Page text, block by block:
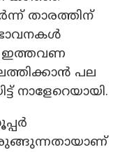
താരത്തിന്
ഇത്തവണ
പല
നാളേറെയായി.